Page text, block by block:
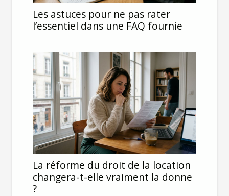
Les astuces pour ne pas rater
l’essentiel dans une FAQ fournie
La réforme du droit de la location
changera-t-elle vraiment la donne
?